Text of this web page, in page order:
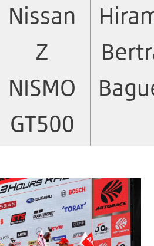
Nissan
Z
NISMO
GT500